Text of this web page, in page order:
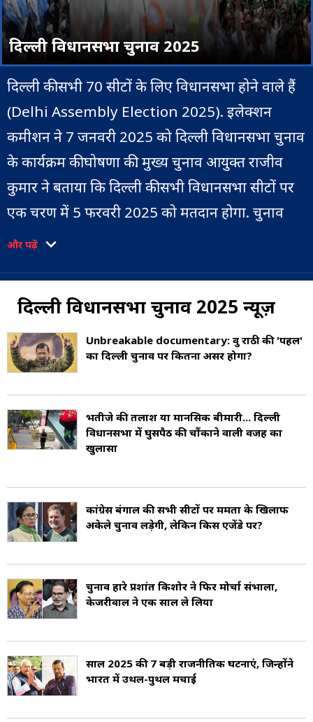
दिल्ली विधानसभा चुनाव 2025
दिल्ली की सभी 70 सीटों के लिए विधानसभा होने वाले हैं
(Delhi Assembly Election 2025). इलेक्शन
कमीशन ने 7 जनवरी 2025 को दिल्ली विधानसभा चुनाव
के कार्यक्रम की घोषणा की. मुख्य चुनाव आयुक्त राजीव
कुमार ने बताया कि दिल्ली की सभी विधानसभा सीटों पर
एक चरण में 5 फरवरी 2025 को मतदान होगा. चुनाव
परिणाम 8 फरवरी 2025 को घोषित होंगे.
चुनाव आयोग के मुताबिक इस बार दिल्ली में 1 करोड़ 55
लाख 24 हजार 858 मतदाता वोट डालने के योग्य हैं. इनमें
मतदाता हैं. दिल्ली विधानसभा चुनाव के लिए कुल
13033 पोलिंग बूथ बनाए जाएंगे. 85 वर्ष से अधिक उम्र
से मतदान की सुविधा रहेगी. जो दिव्यांग पोलिंग बूथ पर
जाकर वोट डालना चाहेंगे, उनके लिए व्हीलचेयर की
दिल्ली चुनाव शेड्यूल की बात करें तो दिल्ली चुनाव का
नोटिफिकेशन 10 जनवरी को जारी होगा और 17 जनवरी
नामांकन की आखिरी तारीख होगी. कैंडीडेट 20 जनवरी
तक अपना नामांकन वापस ले सकेंगे.
एंट्री के बाद से, राजधानी में बीजेपी, कांग्रेस और आप के
बीच त्रिकोणीय मुकाबला रहता है. पिछले विधानसभा
और पढ़ें
दिल्ली विधानसभा चुनाव 2025 न्यूज़
Unbreakable documentary: ध्रुव राठी की 'पहल'
का दिल्ली चुनाव पर कितना असर होगा?
भतीजे की तलाश या मानसिक बीमारी... दिल्ली
विधानसभा में घुसपैठ की चौंकाने वाली वजह का
खुलासा
कांग्रेस बंगाल की सभी सीटों पर ममता के खिलाफ
अकेले चुनाव लड़ेगी, लेकिन किस एजेंडे पर?
चुनाव हारे प्रशांत किशोर ने फिर मोर्चा संभाला,
केजरीवाल ने एक साल ले लिया
साल 2025 की 7 बड़ी राजनीतिक घटनाएं, ज‍िन्‍होंने
भारत में उथल-पुथल मचाई